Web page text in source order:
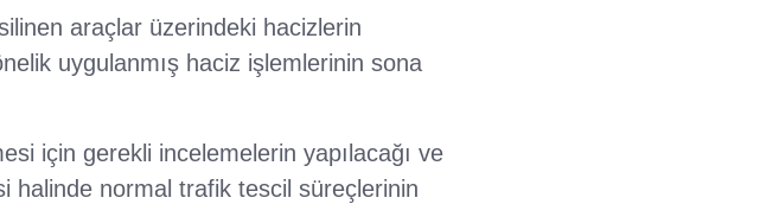
araçlar üzerindeki hacizlerin
uygulanmış haciz işlemlerinin sona
için gerekli incelemelerin yapılacağı ve
halinde normal trafik tescil süreçlerinin